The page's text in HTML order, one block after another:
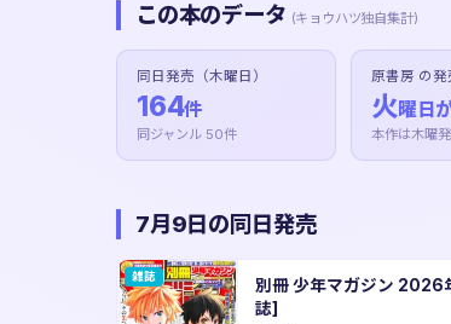
この本のデータ (キョウハツ独自集計)
同日発売（木曜日）
164件
同ジャンル 50件
原書房 の発
火曜日
本作は木曜
7月9日の同日発売
雑誌
別冊 少年マガジン 2026
誌]